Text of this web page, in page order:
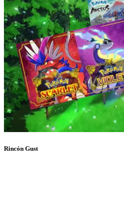
Rincón Gust